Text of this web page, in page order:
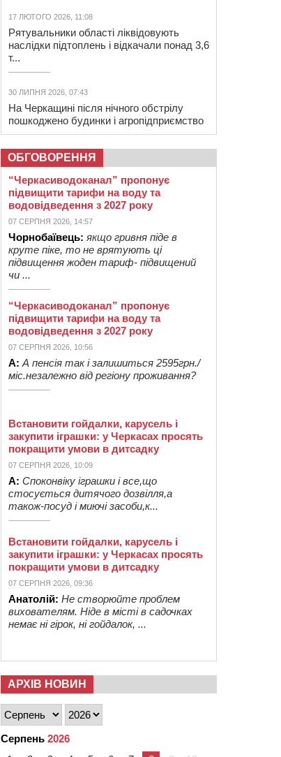
17 ЛЮТОГО 2026, 11:08
Рятувальники області ліквідовують
наслідки підтоплень і відкачали понад 3,6
т...
30 ЛИПНЯ 2026, 07:43
На Черкащині після нічного обстрілу
пошкоджено будинки і агропідприємство
ОБГОВОРЕННЯ
“Черкасиводоканал” пропонує
підвищити тарифи на воду та
водовідведення з 2027 року
07 СЕРПНЯ 2026, 14:57
Чорнобаївець: якщо гривня піде в
круте піке, то не врятують ці
підвищення жоден тариф- підвищений
чи ...
“Черкасиводоканал” пропонує
підвищити тарифи на воду та
водовідведення з 2027 року
07 СЕРПНЯ 2026, 10:56
А: А пенсія так і залишиться 2595грн./
міс.незалежно від регіону проживання?
Встановити гойдалки, карусель і
закупити іграшки: у Черкасах просять
покращити умови в дитсадку
07 СЕРПНЯ 2026, 10:09
А: Споконвіку іграшки і все,що
стосується дитячого дозвілля,а
також-посуд і миючі засоби,к...
Встановити гойдалки, карусель і
закупити іграшки: у Черкасах просять
покращити умови в дитсадку
07 СЕРПНЯ 2026, 09:36
Анатолій: Не створюйте проблем
вихователям. Ніде в місті в садочках
немає ні гірок, ні гойдалок, ...
АРХІВ НОВИН
Серпень 2026